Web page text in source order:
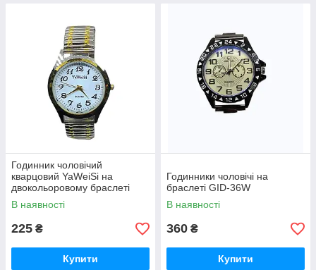
Годинник чоловічий
кварцовий YaWeiSi на
двокольоровому браслеті
гумка
В наявності
225 ₴
Купити
Годинники чоловічі на
браслеті GID-36W
В наявності
360 ₴
Купити